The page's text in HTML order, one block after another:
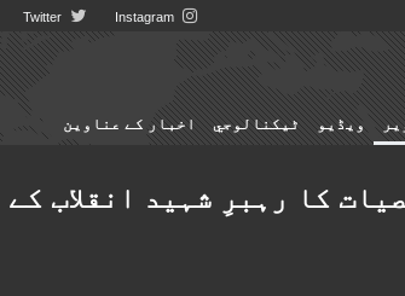
Instagram
ویڈیو ٹيكنالوجي اخبار کے عناوین
کا رہبرِ شہید انقلاب کے